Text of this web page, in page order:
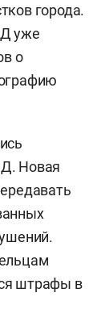
города.
уже
о
Новая
штрафы в